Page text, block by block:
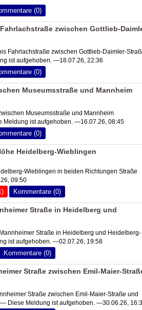
(0)
zwischen Gottlieb-
Fahrlachstraße zwischen Gottlieb-Daimler-
ist aufgehoben. —18.07.26, 22:36
(0)
Museumsstraße und Mannheim
Museumsstraße und Mannheim
Meldung ist aufgehoben. —16.07.26, 08:45
(0)
Heidelberg-Wieblingen
Wieblingen in beiden Richtungen Straße
09:50
Kommentare (0)
Straße in Heidelberg und
Straße in Heidelberg und Heidelberg-
ist aufgehoben. —02.07.26, 19:58
Kommentare (0)
Straße zwischen Emil-Maier-
Straße zwischen Emil-Maier-Straße und
Diese Meldung ist aufgehoben. —30.06.26,